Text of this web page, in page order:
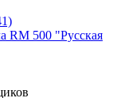
RM 500 "Русская